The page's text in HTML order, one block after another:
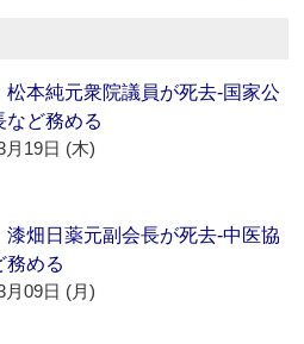
松本純元衆院議員が死去‐国家公
など務める
月19日 (木)
漆畑日薬元副会長が死去‐中医協
務める
月09日 (月)